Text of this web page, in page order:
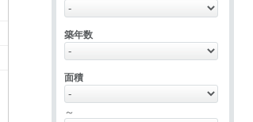
築年数
面積
～